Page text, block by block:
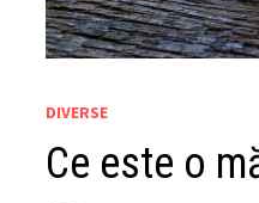
DIVERSE
Ce este o